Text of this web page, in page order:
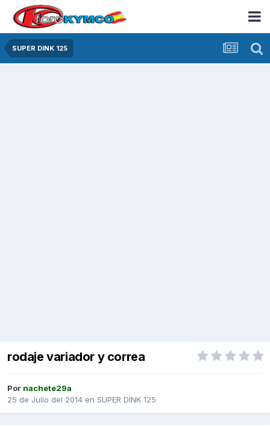
SUPER DINK 125
rodaje variador y correa
Por nachete29a
25 de Julio del 2014 en SUPER DINK 125